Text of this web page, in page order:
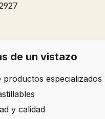
de un vistazo
productos especializados
y calidad